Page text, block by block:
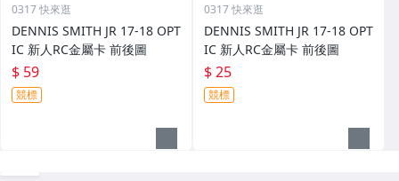
0317 快來逛
DENNIS SMITH JR 17-18 OPT
IC 新人RC金屬卡 前後圖
$ 59
競標
0317 快來逛
DENNIS SMITH JR 17-18 OPT
IC 新人RC金屬卡 前後圖
$ 25
競標